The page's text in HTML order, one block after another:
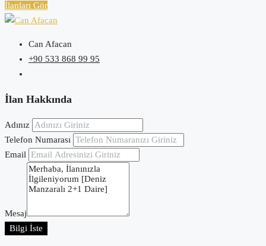
İlanları Gör
Can Afacan
+90 533 868 99 95
İlan Hakkında
Adınız
Telefon Numarası
Email
Mesaj
Bilgi İste